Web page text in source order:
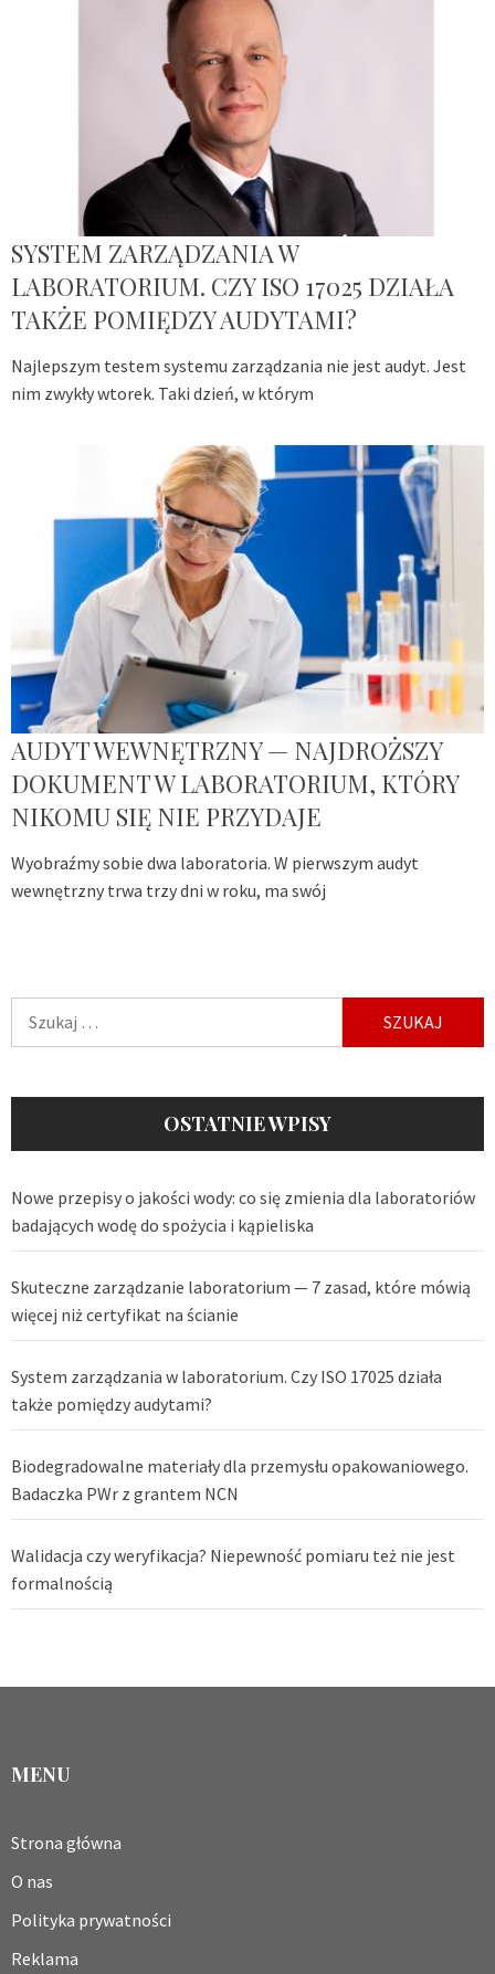
SYSTEM ZARZĄDZANIA W
LABORATORIUM. CZY ISO 17025 DZIAŁA
TAKŻE POMIĘDZY AUDYTAMI?
Najlepszym testem systemu zarządzania nie jest audyt. Jest
nim zwykły wtorek. Taki dzień, w którym
AUDYT WEWNĘTRZNY — NAJDROŻSZY
DOKUMENT W LABORATORIUM, KTÓRY
NIKOMU SIĘ NIE PRZYDAJE
Wyobraźmy sobie dwa laboratoria. W pierwszym audyt
wewnętrzny trwa trzy dni w roku, ma swój
OSTATNIE WPISY
Nowe przepisy o jakości wody: co się zmienia dla laboratoriów
badających wodę do spożycia i kąpieliska
Skuteczne zarządzanie laboratorium — 7 zasad, które mówią
więcej niż certyfikat na ścianie
System zarządzania w laboratorium. Czy ISO 17025 działa
także pomiędzy audytami?
Biodegradowalne materiały dla przemysłu opakowaniowego.
Badaczka PWr z grantem NCN
Walidacja czy weryfikacja? Niepewność pomiaru też nie jest
formalnością
MENU
Strona główna
O nas
Polityka prywatności
Reklama